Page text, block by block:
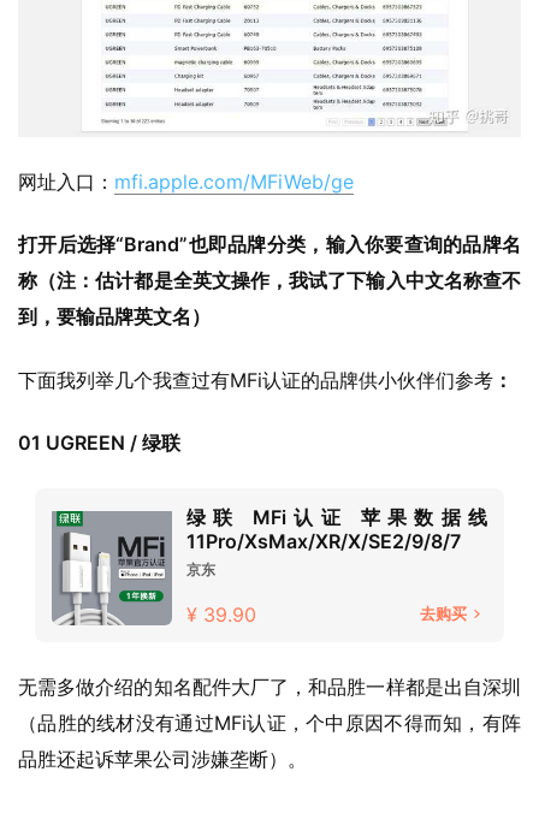
网址入口： mfi.apple.com/MFiWeb/ge
打开后选择“Brand”也即品牌分类，输入你要查询的品牌名
称（注：估计都是全英文操作，我试了下输入中文名称查不
到，要输品牌英文名）
下面我列举几个我查过有MFi认证的品牌供小伙伴们参考 ：
01 UGREEN / 绿联
绿联 MFi认证 苹果数据线
11Pro/XsMax/XR/X/SE2/9/8/7
京东
¥ 39.90 去购买
无需多做介绍的知名配件大厂了，和品胜一样都是出自深圳
（品胜的线材没有通过MFi认证，个中原因不得而知，有阵
品胜还起诉苹果公司涉嫌垄断）。